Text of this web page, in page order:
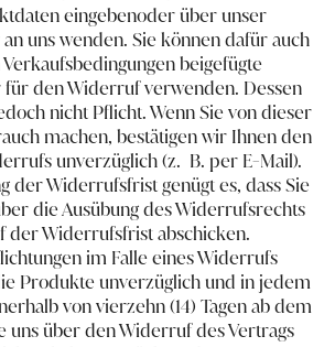
eingebenoder über unser
uns wenden. Sie können dafür auch
beigefügte
den Widerruf verwenden. Dessen
nicht Pflicht. Wenn Sie von dieser
machen, bestätigen wir Ihnen den
unverzüglich (z. ​ ​B. per E-Mail).
der Widerrufsfrist genügt es, dass Sie
die Ausübung des Widerrufsrechts
der Widerrufsfrist abschicken.
im Falle eines Widerrufs
Produkte unverzüglich und in jedem
von vierzehn (14) Tagen ab dem
uns über den Widerruf des Vertrags